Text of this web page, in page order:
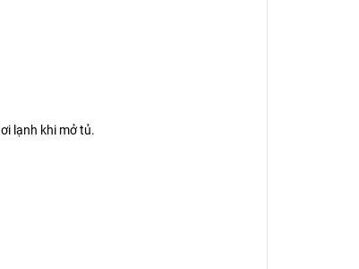
lạnh khi mở tủ.